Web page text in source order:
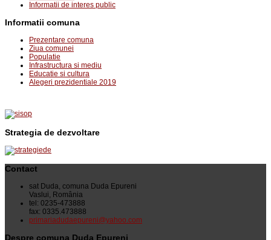
Informatii de interes public
Informatii comuna
Prezentare comuna
Ziua comunei
Populatie
Infrastructura si mediu
Educatie si cultura
Alegeri prezidentiale 2019
Strategia de dezvoltare
Contact
sat Duda, comuna Duda Epureni
Vaslui, România
tel: 0235-473888
fax: 0335.473888
primariadudaepureni@yahoo.com
Despre comuna Duda Epureni